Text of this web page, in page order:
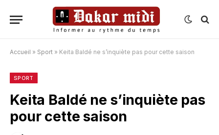
Accueil » Sport » Keita Baldé ne s’inquiète pas pour cette saison
SPORT
Keita Baldé ne s’inquiète pas
pour cette saison